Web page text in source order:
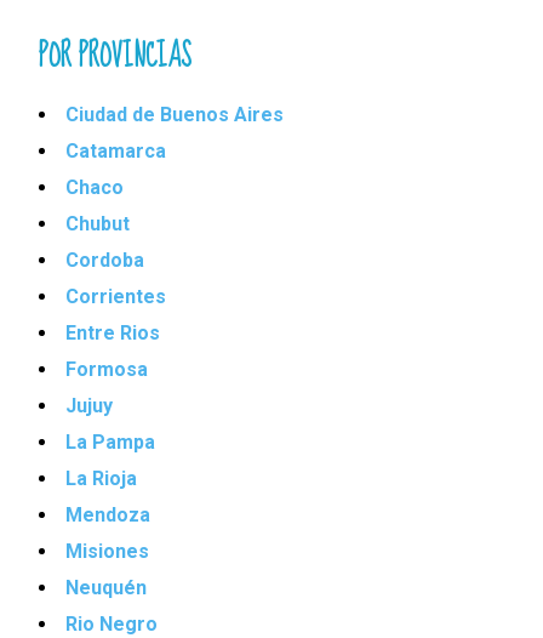
POR PROVINCIAS
Ciudad de Buenos Aires
Catamarca
Chaco
Chubut
Cordoba
Corrientes
Entre Rios
Formosa
Jujuy
La Pampa
La Rioja
Mendoza
Misiones
Neuquén
Rio Negro